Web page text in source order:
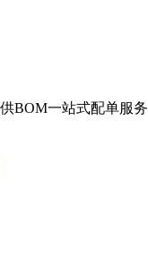
BOM一站式配单服务